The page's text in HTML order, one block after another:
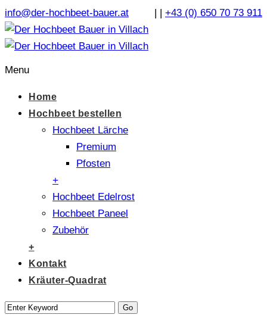
info@der-hochbeet-bauer.at | | +43 (0) 650 70 73 911
Menu
Home
Hochbeet bestellen
Hochbeet Lärche
Premium
Pfosten
+
Hochbeet Edelrost
Hochbeet Paneel
Zubehör
+
Kontakt
Kräuter-Quadrat